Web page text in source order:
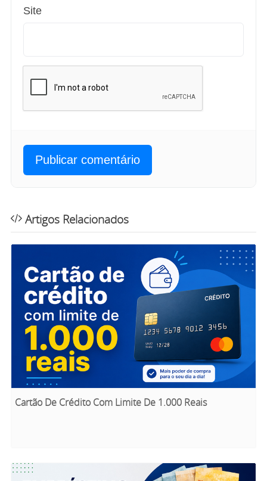
Site
Artigos Relacionados
Cartão De Crédito Com Limite De 1.000 Reais